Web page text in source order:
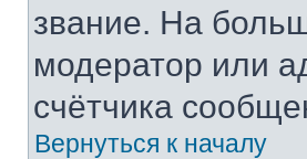
звание. На
модератор или
счётчика
Вернуться к началу